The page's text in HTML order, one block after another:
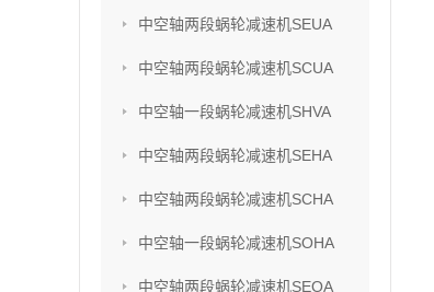
中空轴两段蜗轮减速机SEUA
中空轴两段蜗轮减速机SCUA
中空轴一段蜗轮减速机SHVA
中空轴两段蜗轮减速机SEHA
中空轴两段蜗轮减速机SCHA
中空轴一段蜗轮减速机SOHA
中空轴两段蜗轮减速机SEOA